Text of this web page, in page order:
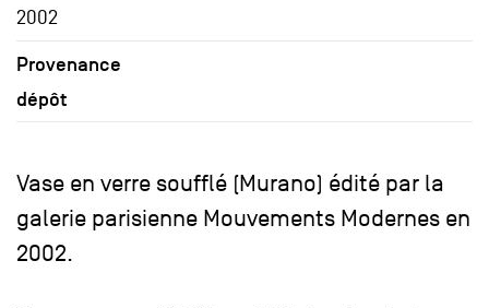
2002
Provenance
dépôt
Vase en verre soufflé (Murano) édité par la
galerie parisienne Mouvements Modernes en
2002.